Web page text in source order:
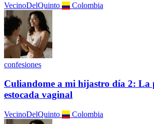
VecinoDelQuinto Colombia
confesiones
Culiandome a mi hijastro día 2: La
estocada vaginal
VecinoDelQuinto Colombia